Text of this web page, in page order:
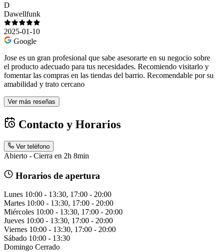
D
Dawellfunk
2025-01-10
Google
Jose es un gran profesional que sabe asesorarte en su negocio sobre
el producto adecuado para tus necesidades. Recomiendo visitarlo y
fomentar las compras en las tiendas del barrio. Recomendable por su
amabilidad y trato cercano
Ver más reseñas
Contacto y Horarios
Ver teléfono
Abierto - Cierra en 2h 8min
Horarios de apertura
Lunes 10:00 - 13:30, 17:00 - 20:00
Martes 10:00 - 13:30, 17:00 - 20:00
Miércoles 10:00 - 13:30, 17:00 - 20:00
Jueves 10:00 - 13:30, 17:00 - 20:00
Viernes 10:00 - 13:30, 17:00 - 20:00
Sábado 10:00 - 13:30
Domingo Cerrado